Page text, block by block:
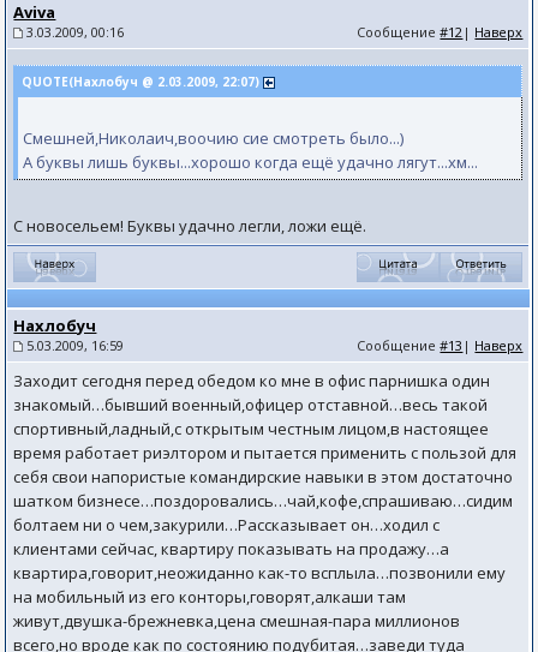
Aviva
3.03.2009, 00:16 Сообщение#12 | Наверх
QUOTE(Нахлобуч @ 2.03.2009, 22:07)
Смешней,Николаич,воочию сие смотреть было...)
А буквы лишь буквы...хорошо когда ещё удачно лягут...хм...
С новосельем! Буквы удачно легли, ложи ещё.
Нахлобуч
5.03.2009, 16:59 Сообщение#13 | Наверх
Заходит сегодня перед обедом ко мне в офис парнишка один
знакомый…бывший военный,офицер отставной…весь такой
спортивный,ладный,с открытым честным лицом,в настоящее
время работает риэлтором и пытается применить с пользой для
себя свои напористые командирские навыки в этом достаточно
шатком бизнесе…поздоровались…чай,кофе,спрашиваю…сидим
болтаем ни о чем,закурили…Рассказывает он…ходил с
клиентами сейчас, квартиру показывать на продажу…а
квартира,говорит,неожиданно как-то всплыла…позвонили ему
на мобильный из его конторы,говорят,алкаши там
живут,двушка-брежневка,цена смешная-пара миллионов
всего,но вроде как по состоянию подубитая…заведи туда